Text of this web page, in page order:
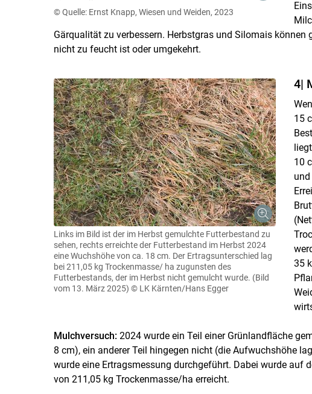
© Quelle: Ernst Knapp, Wiesen und Weiden, 2023
Gärqualität zu verbessern. Herbstgras und Silomais können
nicht zu feucht ist oder umgekehrt.
Links im Bild ist der im Herbst gemulchte Futterbestand zu
sehen, rechts erreichte der Futterbestand im Herbst 2024
eine Wuchshöhe von ca. 18 cm. Der Ertragsunterschied lag
bei 211,05 kg Trockenmasse/ ha zugunsten des
Futterbestands, der im Herbst nicht gemulcht wurde. (Bild
vom 13. März 2025) © LK Kärnten/Hans Egger
4|
15
10
35
Mulchversuch: 2024 wurde ein Teil einer Grünlandfläche
8 cm), ein anderer Teil hingegen nicht (die Aufwuchshöhe
wurde eine Ertragsmessung durchgeführt. Dabei wurde auf
von 211,05 kg Trockenmasse/​ha erreicht.